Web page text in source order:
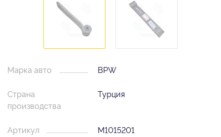
Марка авто BPW
Страна
производства
Турция
Артикул M1015201